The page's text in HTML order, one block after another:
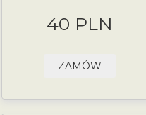
40 PLN
ZAMÓW